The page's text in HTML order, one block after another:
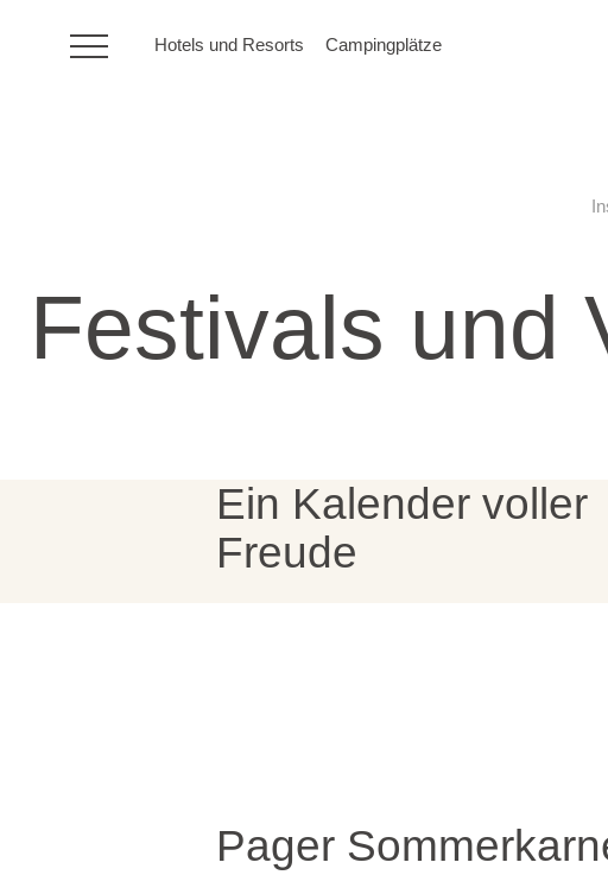
Hotels und Resorts Campingplätze
Campingplätze
Sonderangebote
Urlaubsarten
Festivals und
Ein Kalender voller
Freude
Pager